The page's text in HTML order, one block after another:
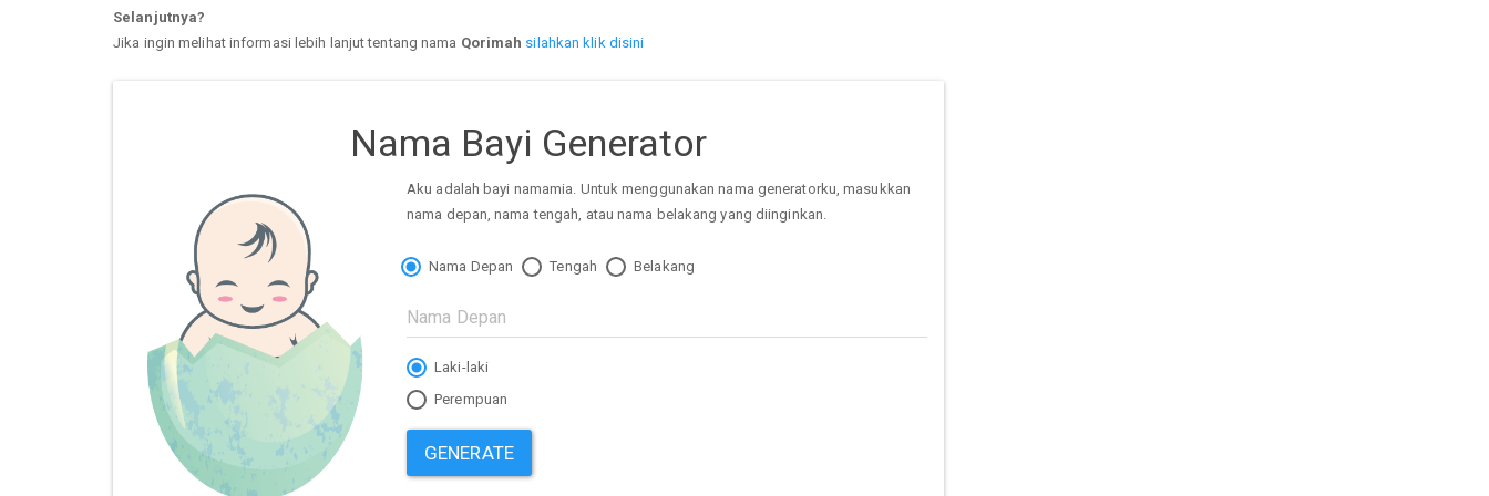
Selanjutnya?
Jika ingin melihat informasi lebih lanjut tentang nama Qorimah silahkan klik disini
Nama Bayi Generator
Aku adalah bayi namamia. Untuk menggunakan nama generatorku, masukkan
nama depan, nama tengah, atau nama belakang yang diinginkan.
Nama Depan Tengah Belakang
Laki-laki
Perempuan
GENERATE